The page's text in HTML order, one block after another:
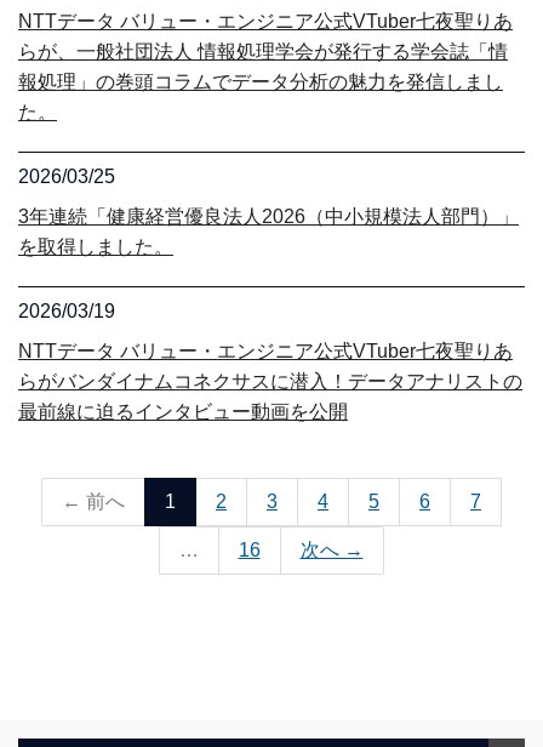
NTTデータ バリュー・エンジニア公式VTuber七夜聖りあ
らが、一般社団法人 情報処理学会が発行する学会誌「情
報処理」の巻頭コラムでデータ分析の魅力を発信しまし
た。
2026/03/25
3年連続「健康経営優良法人2026（中小規模法人部門）」
を取得しました。
2026/03/19
NTTデータ バリュー・エンジニア公式VTuber七夜聖りあ
らがバンダイナムコネクサスに潜入！データアナリストの
最前線に迫るインタビュー動画を公開
← 前へ 1 2 3 4 5 6 7
… 16 次へ →